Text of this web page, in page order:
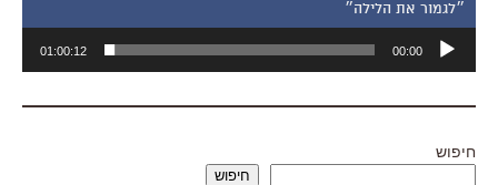
״לגמור את הלילה״
אודיו
00:00
01:00:12
חיפוש
חיפוש